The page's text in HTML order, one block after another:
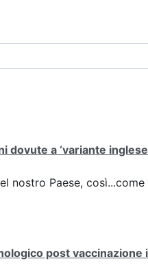
dovute a ‘variante inglese
nostro Paese,
post vaccinazione